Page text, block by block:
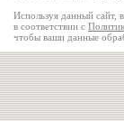
Используя данный сайт,
в соответствии с
чтобы ваши данные